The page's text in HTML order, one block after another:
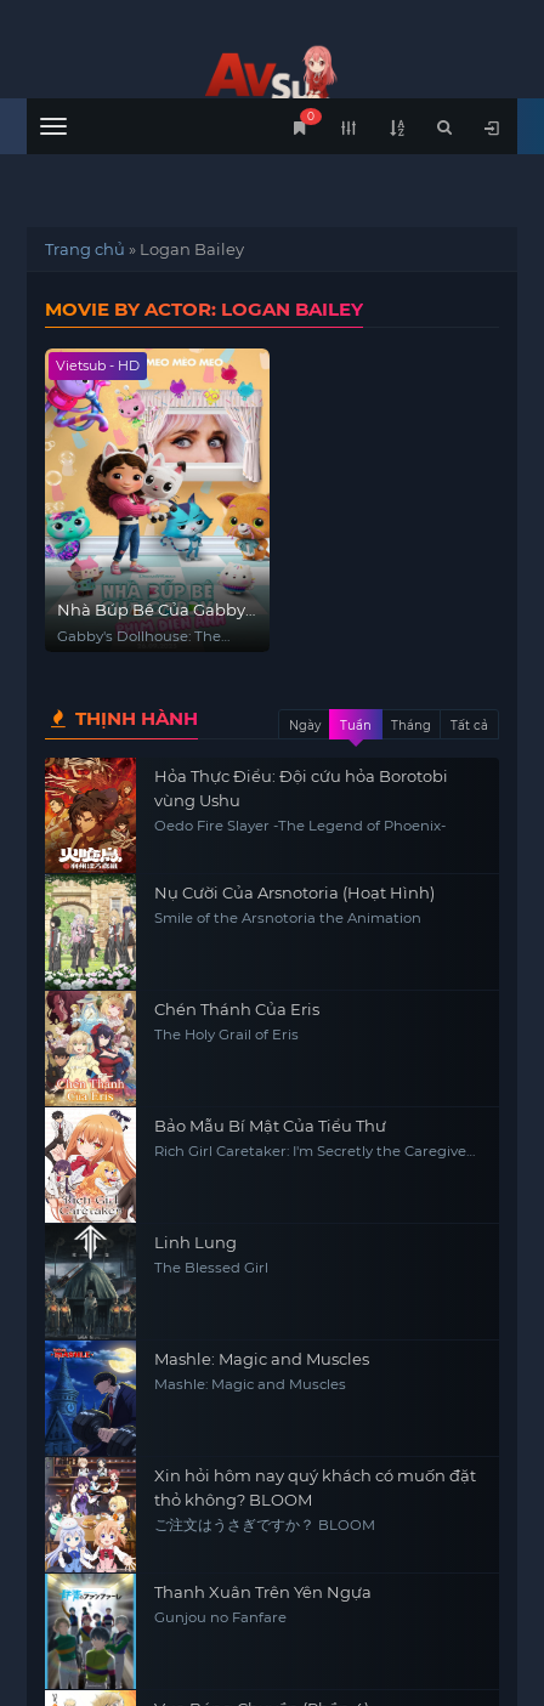
Menu
0
Trang chủ » Logan Bailey
MOVIE BY ACTOR: LOGAN BAILEY
Vietsub - HD
Nhà Búp Bê Của Gabby:
Phim Điện Ảnh
Gabby's Dollhouse: The
THỊNH HÀNH Ngày Tuần Tháng Tất cả
Hỏa Thực Điểu: Đội cứu hỏa Borotobi
vùng Ushu
Oedo Fire Slayer -The Legend of Phoenix-
Nụ Cười Của Arsnotoria (Hoạt Hình)
Smile of the Arsnotoria the Animation
Chén Thánh Của Eris
The Holy Grail of Eris
Bảo Mẫu Bí Mật Của Tiểu Thư
Rich Girl Caretaker: I'm Secretly the Caregiver
Linh Lung
The Blessed Girl
Mashle: Magic and Muscles
Mashle: Magic and Muscles
Xin hỏi hôm nay quý khách có muốn đặt
thỏ không? BLOOM
ご注文はうさぎですか？ BLOOM
Thanh Xuân Trên Yên Ngựa
Gunjou no Fanfare